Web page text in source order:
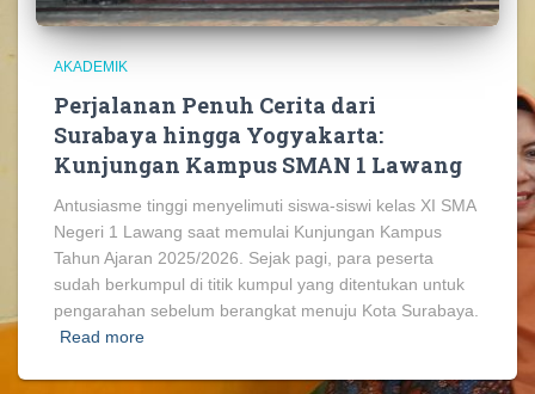
AKADEMIK
Perjalanan Penuh Cerita dari
Surabaya hingga Yogyakarta:
Kunjungan Kampus SMAN 1 Lawang
Antusiasme tinggi menyelimuti siswa-siswi kelas XI SMA
Negeri 1 Lawang saat memulai Kunjungan Kampus
Tahun Ajaran 2025/2026. Sejak pagi, para peserta
sudah berkumpul di titik kumpul yang ditentukan untuk
pengarahan sebelum berangkat menuju Kota Surabaya.
Read more